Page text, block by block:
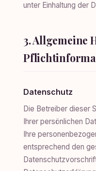
unter Einhaltung der
3. Allgemeine
Datenschutz
Die Betreiber dieser
Ihrer persönlichen
Ihre
entsprechend den